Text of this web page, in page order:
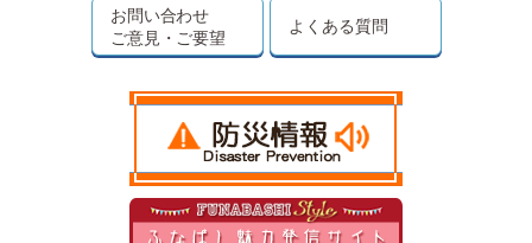
お問い合わせ
ご意見・ご要望
よくある質問